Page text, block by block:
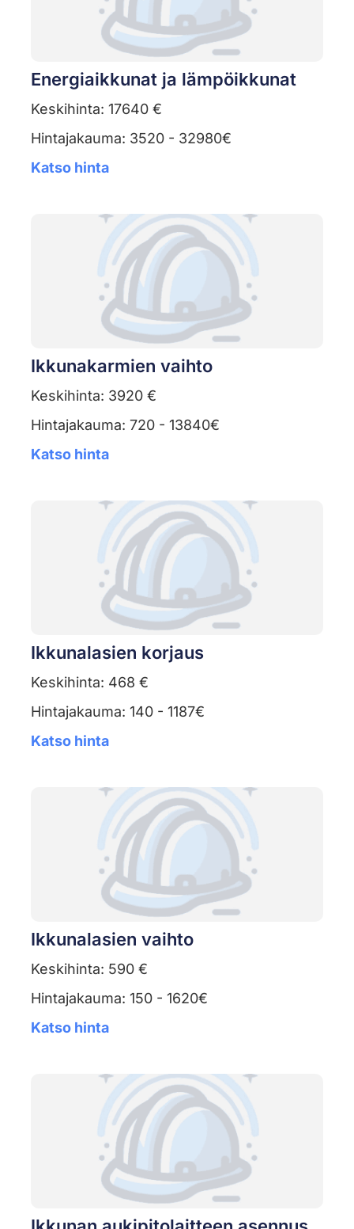
Energiaikkunat ja lämpöikkunat
Keskihinta: 17640 €
Hintajakauma: 3520 - 32980€
Katso hinta
Ikkunakarmien vaihto
Keskihinta: 3920 €
Hintajakauma: 720 - 13840€
Katso hinta
Ikkunalasien korjaus
Keskihinta: 468 €
Hintajakauma: 140 - 1187€
Katso hinta
Ikkunalasien vaihto
Keskihinta: 590 €
Hintajakauma: 150 - 1620€
Katso hinta